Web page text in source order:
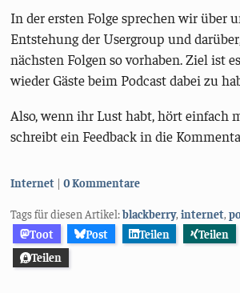
In der ersten Folge sprechen wir über
Entstehung der Usergroup und
nächsten Folgen so vorhaben. Ziel ist
wieder Gäste beim Podcast dabei zu
Also, wenn ihr Lust habt, hört einfach
schreibt ein Feedback in die
Kategorien:
Internet 0 Kommentare
Tags für diesen Artikel:blackberry,internet ,
Toot
Post Teilen Teilen
Teilen